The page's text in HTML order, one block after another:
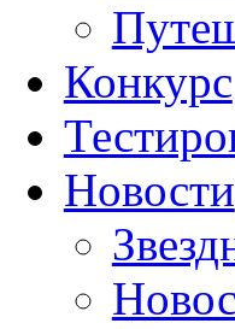
Конкурс
Новости